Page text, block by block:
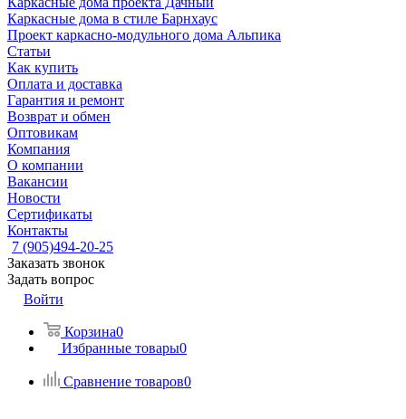
Каркасные дома в стиле Барнхаус
Проект каркасно-модульного дома Альпика
Статьи
Как купить
Оплата и доставка
Гарантия и ремонт
Возврат и обмен
Оптовикам
Компания
О компании
Вакансии
Новости
Сертификаты
Контакты
7 (905)494-20-25
Заказать звонок
Задать вопрос
Войти
Корзина0
Избранные товары0
Сравнение товаров0